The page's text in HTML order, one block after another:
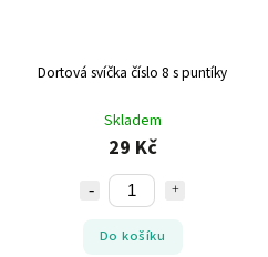
Dortová svíčka číslo 8 s puntíky
Skladem
29 Kč
Do košíku